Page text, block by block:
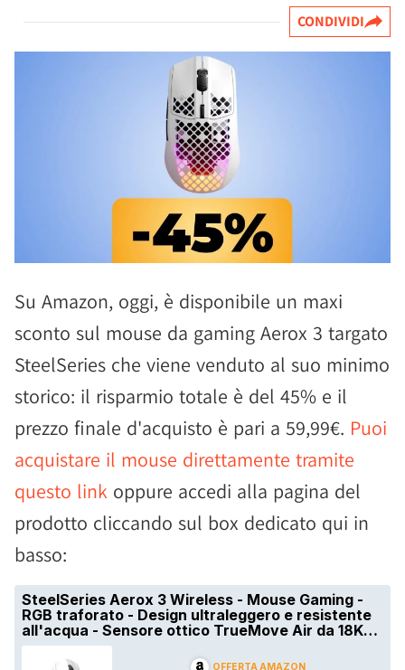
CONDIVIDI
Su Amazon, oggi, è disponibile un maxi
sconto sul mouse da gaming Aerox 3 targato
SteelSeries che viene venduto al suo minimo
storico: il risparmio totale è del 45% e il
prezzo finale d'acquisto è pari a 59,99€. Puoi
acquistare il mouse direttamente tramite
questo link oppure accedi alla pagina del
prodotto cliccando sul box dedicato qui in
basso: